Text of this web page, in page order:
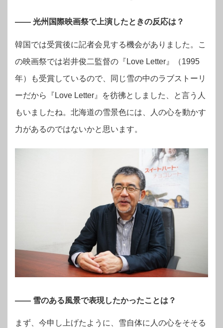
―― 光州国際映画祭で上演したときの反応は？
韓国では受賞後に記者会見する機会がありました。こ
の映画祭では岩井俊二監督の『Love Letter』（1995
年）も受賞しているので、同じ雪の中のラブストーリ
ーだから『Love Letter』を彷彿としました、と言う人
もいましたね。北海道の雪景色には、人の心を動かす
力があるのではないかと思います。
―― 雪のある風景で表現したかったことは？
まず、今申し上げたように、雪自体に人の心をそそる